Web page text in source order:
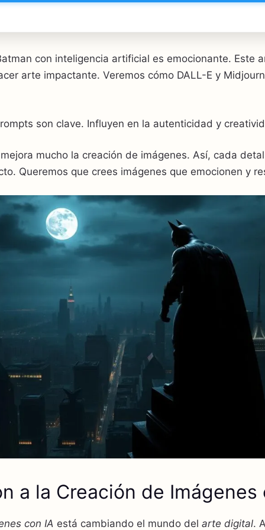
con inteligencia artificial es emocionante. Este
arte impactante. Veremos cómo DALL-E y
son clave. Influyen en la autenticidad y
mucho la creación de imágenes. Así, cada
Queremos que crees imágenes que emocionen y
a la Creación de Imágenes
con IA está cambiando el mundo del arte digital.